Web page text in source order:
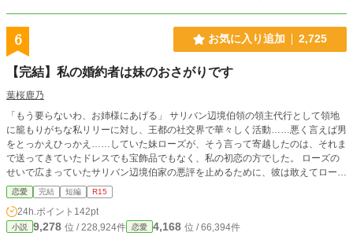
6 お気に入り追加 2,725
【完結】私の婚約者は妹のおさがりです
葉桜鹿乃
「もう要らないわ、お姉様にあげる」 サリバン辺境伯領の領主代行として領地
に籠もりがちな私リリーに対し、王都の社交界で華々しく活動……悪く言えば男
をとっかえひっかえ……していた妹ローズが、そう言って寄越したのは、それま
で送ってきていたドレスでも宝飾品でもなく、私の初恋の方でした。 ローズの
せいで広まっていたサリバン辺境伯家の悪評を止めるために、彼は敢えてローズ
に近付き一切身体を許さず私を待っていてくれていた。 そして彼の初恋も私
で、私はクールな彼にいつのまにか溺愛されて……？ 妹のおさがりばかりを貰
っていた私は、初めて本でも家庭教師でも実権でもないものを、両親にねだる。
「お父様、お母様、私この方と婚約したいです」 リリーの大事なものを守る為
恋愛 完結 短編 R15
24h.ポイント 142pt
小説 9,278 位 / 228,924件 恋愛 4,168 位 / 66,394件